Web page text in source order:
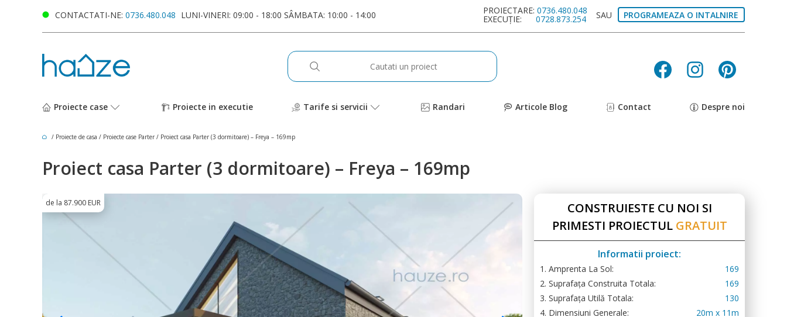
CONTACTATI-NE: 0736.480.048 LUNI-VINERI: 09:00 - 18:00 SÂMBATA: 10:00 - 14:00 PROIECTARE: 0736.480.048
EXECUȚIE: 0728.873.254 SAU PROGRAMEAZA O INTALNIRE
Proiecte case Proiecte in executie Tarife si servicii Randari Articole Blog Contact Despre noi
/ Proiecte de casa / Proiecte case Parter / Proiect casa Parter (3 dormitoare) – Freya – 169mp
Proiect casa Parter (3 dormitoare) – Freya – 169mp
de la 87.900 EUR
CONSTRUIESTE CU NOI SI
PRIMESTI PROIECTUL GRATUIT
Informatii proiect:
1. Amprenta La Sol:
169
2. Suprafața Construita Totala:
169
3. Suprafața Utilă Totala:
130
4. Dimensiuni Generale:
20m x 11m